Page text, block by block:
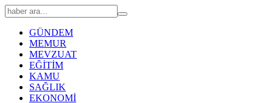
GÜNDEM
MEMUR
MEVZUAT
EĞİTİM
KAMU
SAĞLIK
EKONOMİ